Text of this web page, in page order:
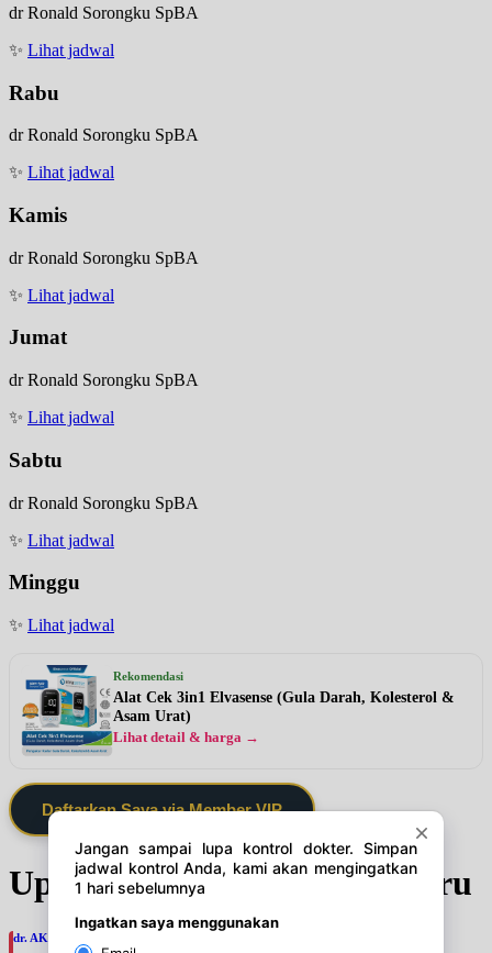
dr Ronald Sorongku SpBA
✨ Lihat jadwal
Rabu
dr Ronald Sorongku SpBA
✨ Lihat jadwal
Kamis
dr Ronald Sorongku SpBA
✨ Lihat jadwal
Jumat
dr Ronald Sorongku SpBA
✨ Lihat jadwal
Sabtu
dr Ronald Sorongku SpBA
✨ Lihat jadwal
Minggu
✨ Lihat jadwal
Rekomendasi
Alat Cek 3in1 Elvasense (Gula Darah, Kolesterol &
Asam Urat)
Lihat detail & harga →
Daftarkan Saya via Member VIP
Update Jadwal Dokter terbaru
dr. AKBARI WAHYUDI KUSUMAH, SpU